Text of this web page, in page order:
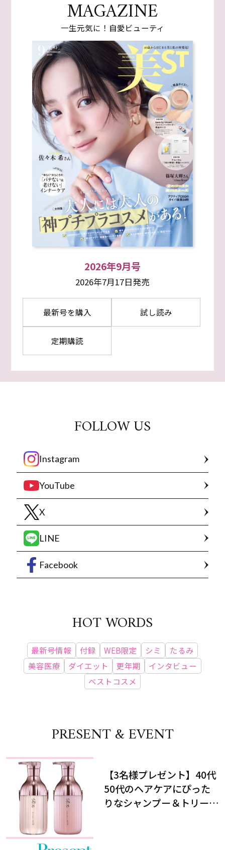
MAGAZINE
一生元気に！自愛ビューティ
2026年9月号
2026年7月17日発売
最新号を購入 試し読み
定期購読
FOLLOW US
Instagram
YouTube
X
LINE
Facebook
HOT WORDS
最新号情報 付録 WEB限定 シミ
たるみ
美容医療
ダイエット 更年期
インタビュー
ベストコスメ
PRESENT & EVENT
【3名様プレゼント】40代
50代のヘアケアにぴった
りなシャンプー＆トリート